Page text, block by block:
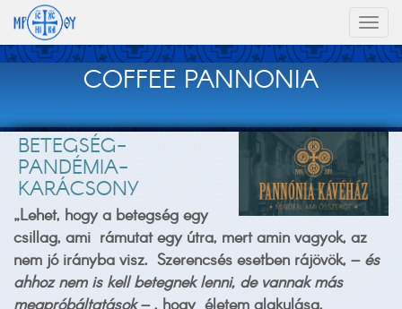
COFFEE PANNONIA
BETEGSÉG-
PANDÉMIA-
KARÁCSONY
„Lehet, hogy a betegség egy
csillag, ami rámutat egy útra, mert amin vagyok, az
nem jó irányba visz. Szerencsés esetben rájövök, –és
ahhoz nem is kell betegnek lenni, de vannak más